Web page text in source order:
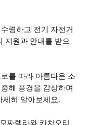
령하고 전기 자전거
지원과 안내를 받으
를 따라 아름다운 소
해 풍경을 감상하며
세히 알아보세요.
짜렐라와 카치오티